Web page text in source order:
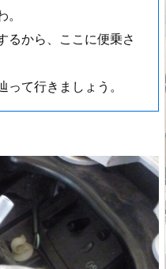
るから、ここに便乗さ
て行きましょう。